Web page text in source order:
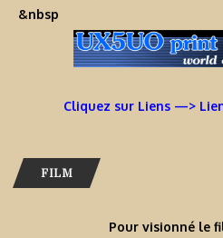
&nbsp
Cliquez sur Liens —>
FILM
Pour visionné le